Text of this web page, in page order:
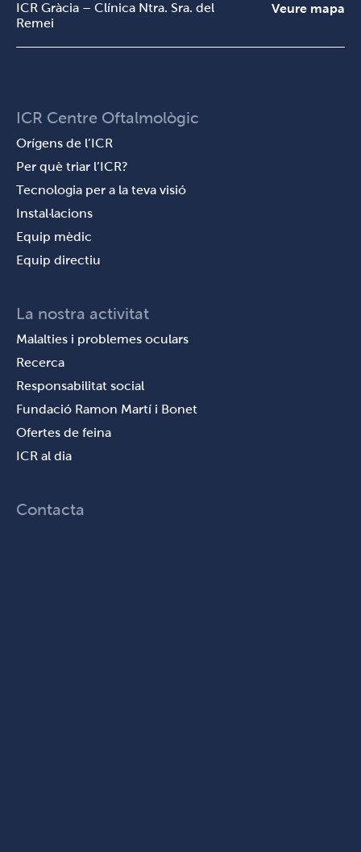
ICR Gràcia – Clínica Ntra. Sra. del
Remei
Veure mapa
ICR Centre Oftalmològic
Orígens de l’ICR
Per què triar l’ICR?
Tecnologia per a la teva visió
Instal·lacions
Equip mèdic
Equip directiu
La nostra activitat
Malalties i problemes oculars
Recerca
Responsabilitat social
Fundació Ramon Martí i Bonet
Ofertes de feina
ICR al dia
Contacta